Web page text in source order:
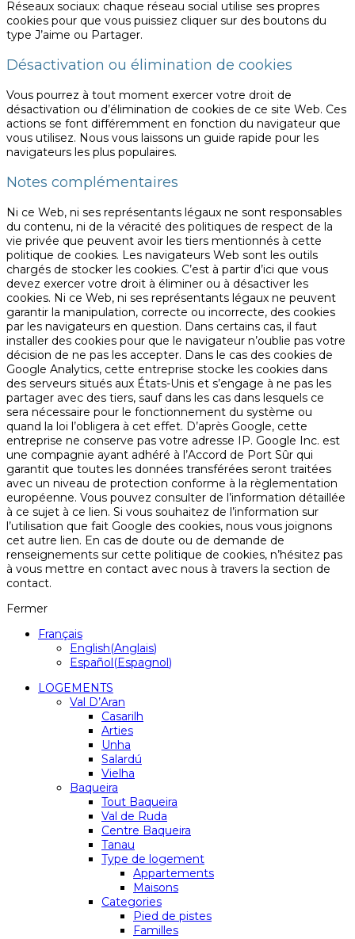
Réseaux sociaux: chaque réseau social utilise ses propres
cookies pour que vous puissiez cliquer sur des boutons du
type J’aime ou Partager.
Désactivation ou élimination de cookies
Vous pourrez à tout moment exercer votre droit de
désactivation ou d’élimination de cookies de ce site Web. Ces
actions se font différemment en fonction du navigateur que
vous utilisez. Nous vous laissons un guide rapide pour les
navigateurs les plus populaires.
Notes complémentaires
Ni ce Web, ni ses représentants légaux ne sont responsables
du contenu, ni de la véracité des politiques de respect de la
vie privée que peuvent avoir les tiers mentionnés à cette
politique de cookies. Les navigateurs Web sont les outils
chargés de stocker les cookies. C’est à partir d’ici que vous
devez exercer votre droit à éliminer ou à désactiver les
cookies. Ni ce Web, ni ses représentants légaux ne peuvent
garantir la manipulation, correcte ou incorrecte, des cookies
par les navigateurs en question. Dans certains cas, il faut
installer des cookies pour que le navigateur n’oublie pas votre
décision de ne pas les accepter. Dans le cas des cookies de
Google Analytics, cette entreprise stocke les cookies dans
des serveurs situés aux États-Unis et s’engage à ne pas les
partager avec des tiers, sauf dans les cas dans lesquels ce
sera nécessaire pour le fonctionnement du système ou
quand la loi l’obligera à cet effet. D’après Google, cette
entreprise ne conserve pas votre adresse IP. Google Inc. est
une compagnie ayant adhéré à l’Accord de Port Sûr qui
garantit que toutes les données transférées seront traitées
avec un niveau de protection conforme à la règlementation
européenne. Vous pouvez consulter de l’information détaillée
à ce sujet à ce lien. Si vous souhaitez de l’information sur
l’utilisation que fait Google des cookies, nous vous joignons
cet autre lien. En cas de doute ou de demande de
renseignements sur cette politique de cookies, n’hésitez pas
à vous mettre en contact avec nous à travers la section de
contact.
Fermer
Français
English(Anglais)
Español(Espagnol)
LOGEMENTS
Val D’Aran
Casarilh
Arties
Unha
Salardú
Vielha
Baqueira
Tout Baqueira
Val de Ruda
Centre Baqueira
Tanau
Type de logement
Appartements
Maisons
Categories
Pied de pistes
Familles